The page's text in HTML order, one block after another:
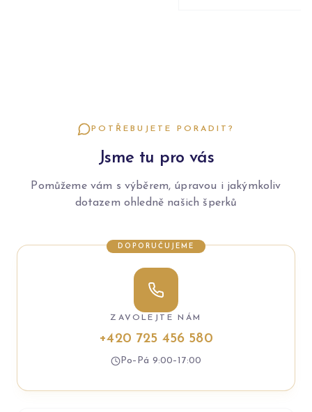
POTŘEBUJETE PORADIT?
Jsme tu pro vás
Pomůžeme vám s výběrem, úpravou i jakýmkoliv
dotazem ohledně našich šperků
DOPORUČUJEME
ZAVOLEJTE NÁM
+420 725 456 580
Po–Pá 9:00–17:00